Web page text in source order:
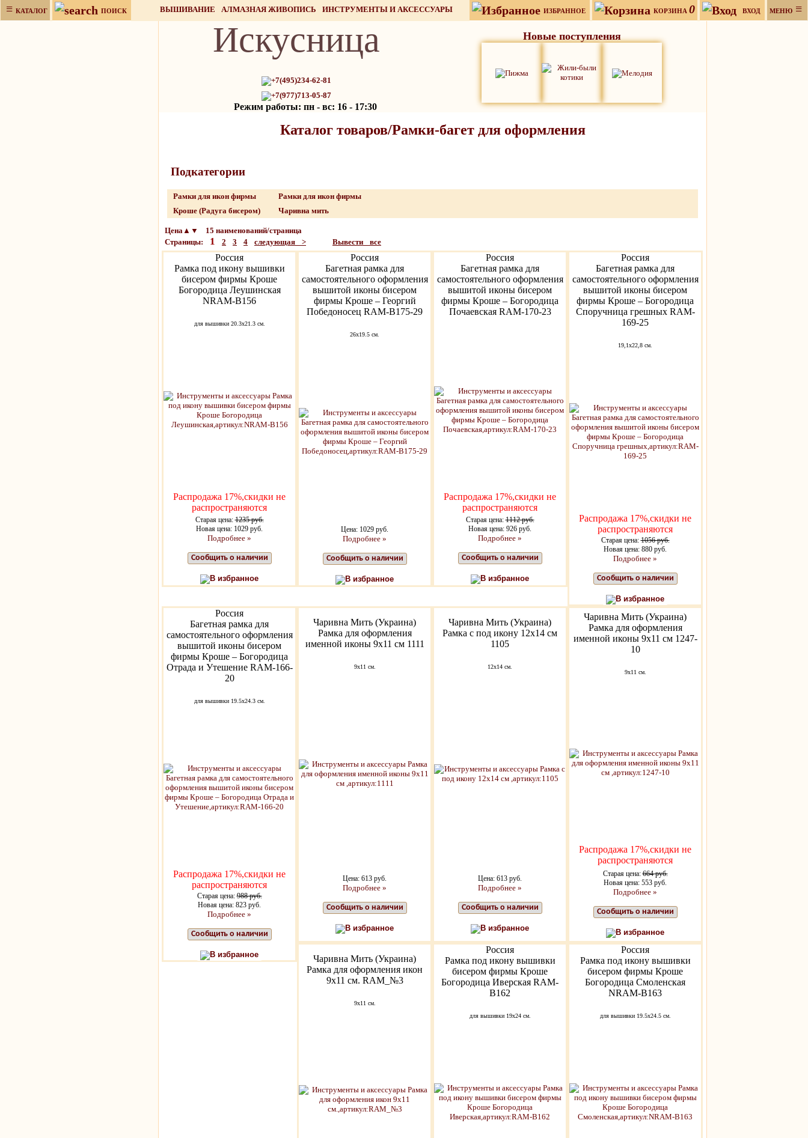
≡ КАТАЛОГ ПОИСК ВЫШИВАНИЕ АЛМАЗНАЯ ЖИВОПИСЬ
ИНСТРУМЕНТЫ И АКСЕССУАРЫ
НАБОРЫ ДЛЯ РУКОДЕЛИЯ
ИЗБРАННОЕ КОРЗИНА 0 ВХОД МЕНЮ ≡
Искусница
+7(495)234-62-81
+7(977)713-05-87
Режим работы: пн - вс: 16 - 17:30
Новые поступления
Каталог товаров/Рамки-багет для оформления
Подкатeгории
Рамки для икон фирмы
Кроше (Радуга бисером)
Рамки для икон фирмы
Чаривна мить
Цена▲▼ 15 наименований/страница
Страницы: 1 2 3 4 следующая > Вывести все
Россия
Рамка под икону вышивки
бисером фирмы Кроше
Богородица Леушинская
NRAM-B156
для вышивки 20.3х21.3 см.
Распродажа 17%,скидки не
распространяются
Старая цена:1235 руб.
Новая цена: 1029 руб.
Подробнее »
Сообщить о наличии
В избранное
Россия
Багетная рамка для
самостоятельного оформления
вышитой иконы бисером
фирмы Кроше – Георгий
Победоносец RAM-B175-29
26x19.5 см.
Цена: 1029 руб.
Подробнее »
Сообщить о наличии
В избранное
Россия
Багетная рамка для
самостоятельного оформления
вышитой иконы бисером
фирмы Кроше – Богородица
Почаевская RAM-170-23
Распродажа 17%,скидки не
распространяются
Старая цена:1112 руб.
Новая цена: 926 руб.
Подробнее »
Сообщить о наличии
В избранное
Россия
Багетная рамка для
самостоятельного оформления
вышитой иконы бисером
фирмы Кроше – Богородица
Споручница грешных RAM-
169-25
19,1x22,8 см.
Распродажа 17%,скидки не
распространяются
Старая цена:1056 руб.
Новая цена: 880 руб.
Подробнее »
Сообщить о наличии
В избранное
Россия
Багетная рамка для
самостоятельного оформления
вышитой иконы бисером
фирмы Кроше – Богородица
Отрада и Утешение RAM-166-
20
для вышивки 19.5х24.3 см.
Распродажа 17%,скидки не
распространяются
Старая цена:988 руб.
Новая цена: 823 руб.
Подробнее »
Сообщить о наличии
В избранное
Чаривна Мить (Украина)
Рамка для оформления
именной иконы 9х11 см 1111
9x11 см.
Цена: 613 руб.
Подробнее »
Сообщить о наличии
В избранное
Чаривна Мить (Украина)
Рамка с под икону 12х14 см
1105
12x14 см.
Цена: 613 руб.
Подробнее »
Сообщить о наличии
В избранное
Чаривна Мить (Украина)
Рамка для оформления
именной иконы 9х11 см 1247-
10
9x11 см.
Распродажа 17%,скидки не
распространяются
Старая цена:664 руб.
Новая цена: 553 руб.
Подробнее »
Сообщить о наличии
В избранное
Чаривна Мить (Украина)
Рамка для оформления икон
9х11 см. RAM_№3
9x11 см.
Россия
Рамка под икону вышивки
бисером фирмы Кроше
Богородица Иверская RAM-
B162
для вышивки 19х24 см.
Россия
Рамка под икону вышивки
бисером фирмы Кроше
Богородица Смоленская
NRAM-B163
для вышивки 19.5х24.5 см.